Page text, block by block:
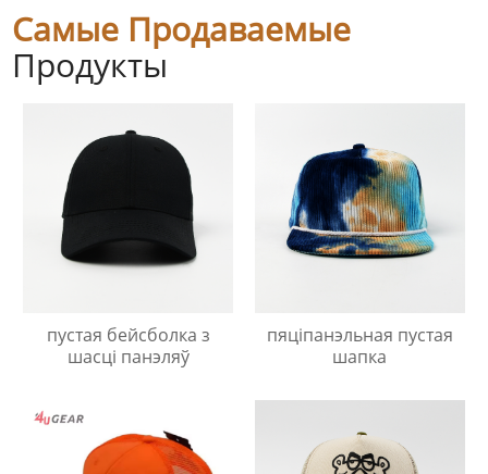
Самые Продаваемые
Продукты
пустая бейсболка з
шасці панэляў
пяціпанэльная пустая
шапка